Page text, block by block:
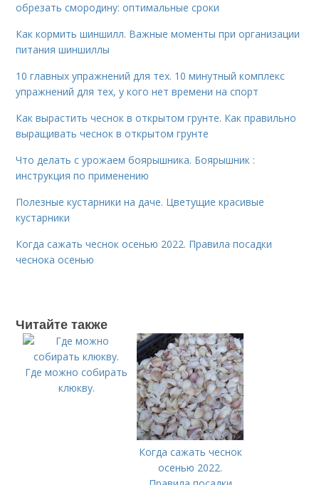
обрезать смородину: оптимальные сроки
Как кормить шиншилл. Важные моменты при организации
питания шиншиллы
10 главных упражнений для тех. 10 минутный комплекс
упражнений для тех, у кого нет времени на спорт
Как вырастить чеснок в открытом грунте. Как правильно
выращивать чеснок в открытом грунте
Что делать с урожаем боярышника. Боярышник :
инструкция по применению
Полезные кустарники на даче. Цветущие красивые
кустарники
Когда сажать чеснок осенью 2022. Правила посадки
чеснока осенью
Читайте также
Где можно собирать
клюкву.
Когда сажать чеснок
осенью 2022.